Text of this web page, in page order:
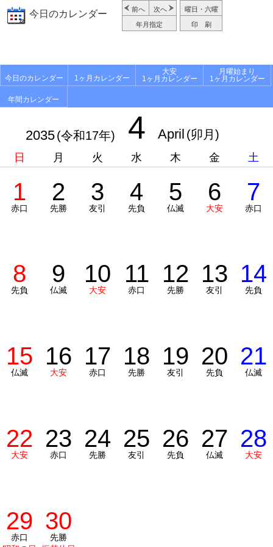
今日のカレンダー 前へ 次へ
年月指定
曜日・六曜
印 刷
今日のカレンダー 1ヶ月カレンダー
大安
1ヶ月カレンダー
月曜始まり
1ヶ月カレンダー
年間カレンダー
2035(令和17年) 4 April (卯月)
日 月 火 水 木 金 土
1
赤口
2
先勝
3
友引
4
先負
5
仏滅
6
大安
7
赤口
8
先負
9
仏滅
10
大安
11
赤口
12
先勝
13
友引
14
先負
15
仏滅
16
大安
17
赤口
18
先勝
19
友引
20
先負
21
仏滅
22
大安
23
赤口
24
先勝
25
友引
26
先負
27
仏滅
28
大安
29
赤口
30
先勝